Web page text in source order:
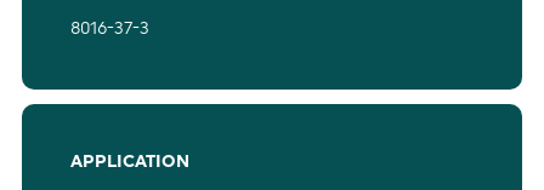
8016-37-3
APPLICATION